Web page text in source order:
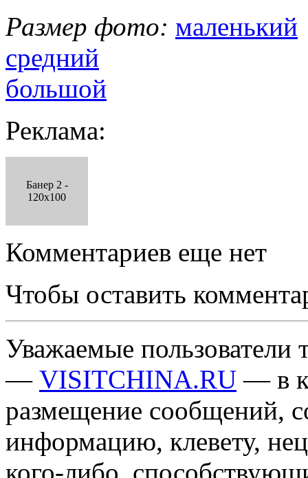
Размер фото: маленький
средний
большой
Реклама:
Банер 2 -
120x100
Комментариев еще нет
Чтобы оставить
Уважаемые пользователи
— VISITCHINA.RU — в
размещение сообщений,
информацию, клевету,
кого-либо,